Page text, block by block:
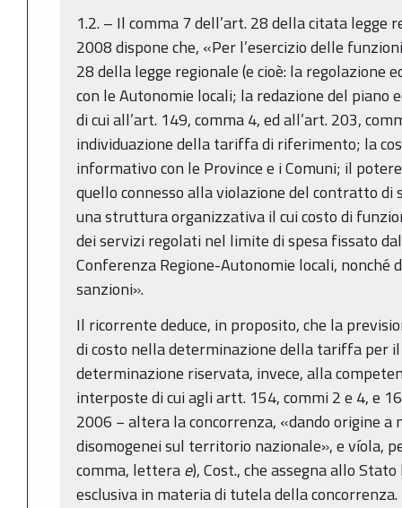
1.2. – Il comma 7 dell’art. 28 della citata legge
2008 dispone che, «Per l’esercizio delle
28 della legge regionale (e cioè: la regolazione
con le Autonomie locali; la redazione del piano
di cui all’art. 149, comma 4, ed all’art. 203,
individuazione della tariffa di riferimento; la
informativo con le Province e i Comuni; il
quello connesso alla violazione del contratto di
una struttura organizzativa il cui costo di
dei servizi regolati nel limite di spesa fissato
Conferenza Regione-Autonomie locali,
sanzioni».
Il ricorrente deduce, in proposito, che la
di costo nella determinazione della tariffa per
determinazione riservata, invece, alla
interposte di cui agli artt. 154, commi 2 e 4, e
2006 − altera la concorrenza, «dando origine a
disomogenei sul territorio nazionale», e víola,
comma, letterae), Cost., che assegna allo
esclusiva in materia di tutela della concorrenza.